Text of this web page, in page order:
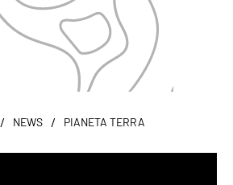
/ NEWS / PIANETA TERRA